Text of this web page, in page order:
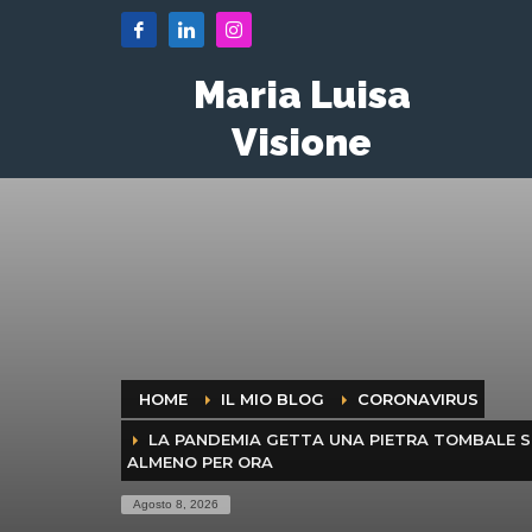
Maria Luisa
Visione
HOME IL MIO BLOG CORONAVIRUS
LA PANDEMIA GETTA UNA PIETRA TOMBALE
ALMENO PER ORA
Agosto 8, 2026